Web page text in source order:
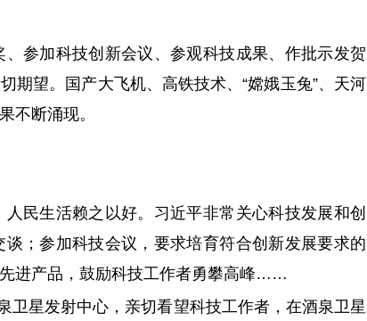
加科技创新会议、参观科技成果、作批示发贺
望。国产大飞机、高铁技术、“嫦娥玉兔”、天河
不断涌现。
生活赖之以好。习近平非常关心科技发展和创
；参加科技会议，要求培育符合创新发展要求的
进产品，鼓励科技工作者勇攀高峰……
星发射中心，亲切看望科技工作者，在酒泉卫星